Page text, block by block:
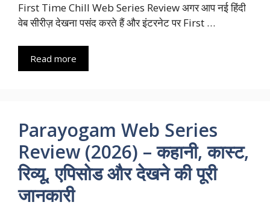
First Time Chill Web Series Review अगर आप नई हिंदी
वेब सीरीज़ देखना पसंद करते हैं और इंटरनेट पर First …
Read more
Parayogam Web Series
Review (2026) – कहानी, कास्ट,
रिव्यू, एपिसोड और देखने की पूरी
जानकारी